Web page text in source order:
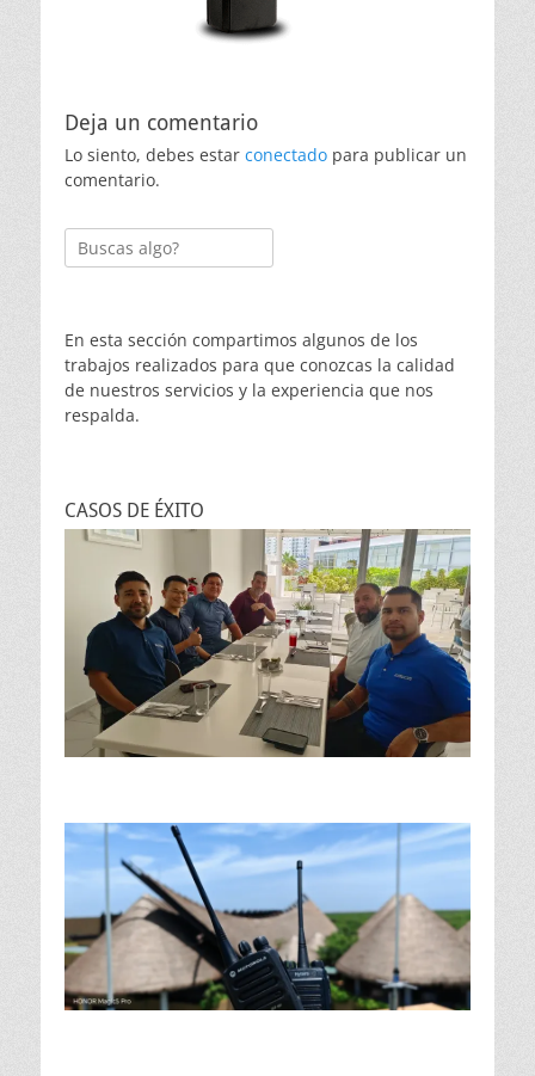
Deja un comentario
Lo siento, debes estar conectado para publicar un
comentario.
Buscar:
En esta sección compartimos algunos de los
trabajos realizados para que conozcas la calidad
de nuestros servicios y la experiencia que nos
respalda.
CASOS DE ÉXITO